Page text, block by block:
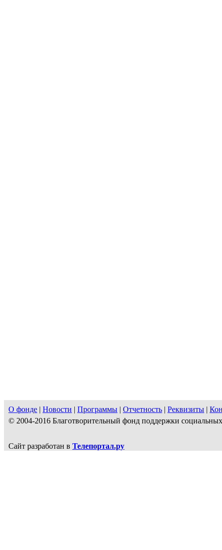
О фонде | Новости | Программы | Отчетность | Реквизиты |
© 2004-2016 Благотворительный фонд поддержки
Сайт разработан в Телепортал.ру